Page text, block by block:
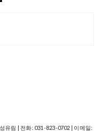
유림 | 전화: 031-823-0702 | 이메일: